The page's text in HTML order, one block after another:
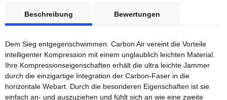
Beschreibung
Bewertungen
Dem Sieg entgegenschwimmen. Carbon Air vereint die Vorteile
intelligenter Kompression mit einem unglaublich leichten Material.
Ihre Kompressionseigenschaften erhält die ultra leichte Jammer
durch die einzigartige Integration der Carbon-Faser in die
horizontale Webart. Durch die besonderen Eigenschaften ist sie
einfach an- und auszuziehen und fühlt sich an wie eine zweite